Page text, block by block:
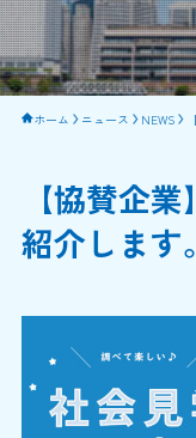
ホーム ニュース NEWS
【協賛企
紹介します。